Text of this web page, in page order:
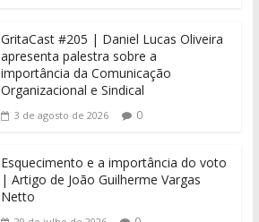
GritaCast #205 | Daniel Lucas Oliveira
apresenta palestra sobre a
importância da Comunicação
Organizacional e Sindical
3 de agosto de 2026 0
Esquecimento e a importância do voto
| Artigo de João Guilherme Vargas
Netto